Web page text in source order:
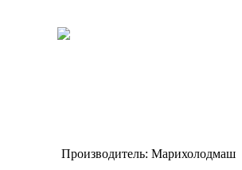
Производитель: Марихолодмаш